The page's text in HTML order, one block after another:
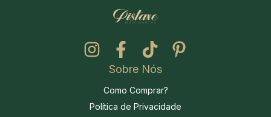
Sobre Nós
Como Comprar?
Política de Privacidade